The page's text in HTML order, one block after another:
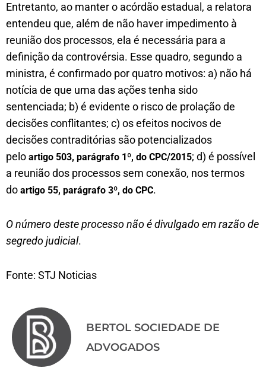
Entretanto, ao manter o acórdão estadual, a relatora
entendeu que, além de não haver impedimento à
reunião dos processos, ela é necessária para a
definição da controvérsia. Esse quadro, segundo a
ministra, é confirmado por quatro motivos: a) não há
notícia de que uma das ações tenha sido
sentenciada; b) é evidente o risco de prolação de
decisões conflitantes; c) os efeitos nocivos de
decisões contraditórias são potencializados
pelo artigo 503, parágrafo 1º, do CPC/2015; d) é possível
a reunião dos processos sem conexão, nos termos
do artigo 55, parágrafo 3º, do CPC.
O número deste processo não é divulgado em razão de
segredo judicial.
Fonte: STJ Noticias
BERTOL SOCIEDADE DE
ADVOGADOS